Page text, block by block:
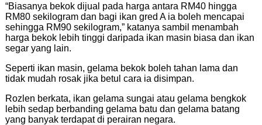
“Biasanya bekok dijual pada harga antara RM40 hingga
RM80 sekilogram dan bagi ikan gred A ia boleh mencapai
sehingga RM90 sekilogram,” katanya sambil menambah
harga bekok lebih tinggi daripada ikan masin biasa dan ikan
segar yang lain.
Seperti ikan masin, gelama bekok boleh tahan lama dan
tidak mudah rosak jika betul cara ia disimpan.
Rozlen berkata, ikan gelama sungai atau gelama bengkok
lebih sedap berbanding gelama batu dan gelama batang
yang banyak terdapat di perairan negara.